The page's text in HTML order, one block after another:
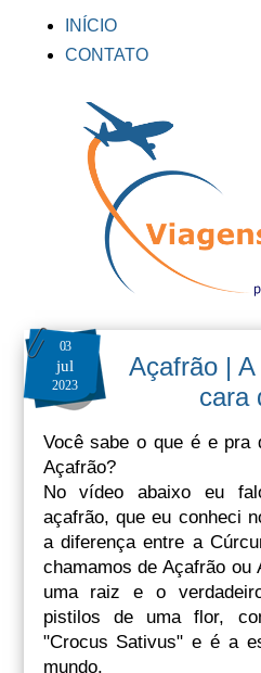
INÍCIO
CONTATO
03
jul
2023
Açafrão |
cara
Você sabe o que é e pra
Açafrão?
No vídeo abaixo eu
açafrão, que eu conheci
a diferença entre a
chamamos de Açafrão ou
uma raiz e o
pistilos de uma flor,
"Crocus Sativus" e é a
mundo.